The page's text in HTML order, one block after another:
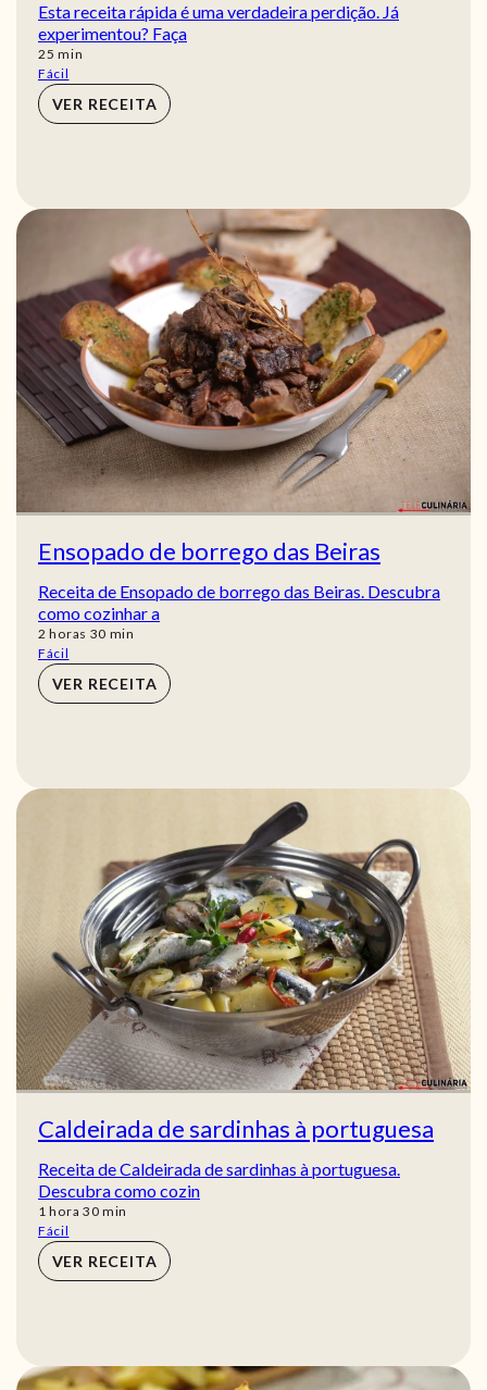
Esta receita rápida é uma verdadeira perdição. Já
experimentou? Faça
25 min
min
Fácil
VER RECEITA
Ensopado de borrego das Beiras
Receita de Ensopado de borrego das Beiras. Descubra
como cozinhar a
2 horas
horas 30 min
min
Fácil
VER RECEITA
Caldeirada de sardinhas à portuguesa
Receita de Caldeirada de sardinhas à portuguesa.
Descubra como cozin
1 hora
hora 30min
min
Fácil
VER RECEITA